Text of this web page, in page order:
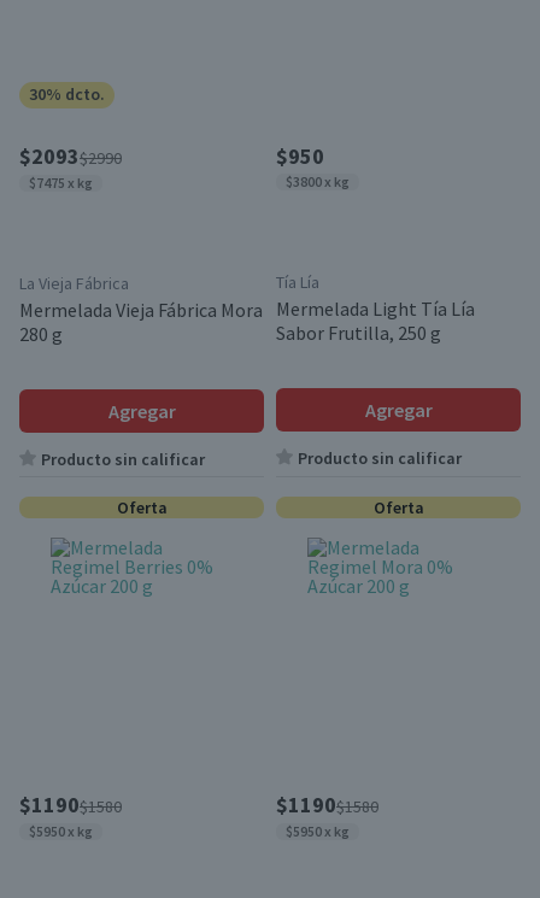
30% dcto.
$2093$2990
$7475 x kg
La Vieja Fábrica
Mermelada Vieja Fábrica Mora
280 g
Agregar
Producto sin calificar
$950
$3800 x kg
Tía Lía
Mermelada Light Tía Lía
Sabor Frutilla, 250 g
Agregar
Producto sin calificar
Oferta
$1190$1580
$5950 x kg
Oferta
$1190$1580
$5950 x kg